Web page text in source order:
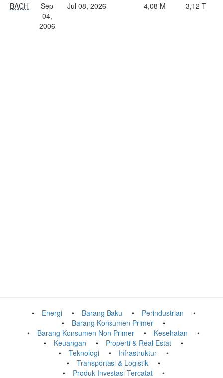
BACH
Sep
04,
2006
Jul 08, 2026 4,08 M 3,12 T
Energi Barang Baku
Perindustrian
Barang Konsumen Primer
Barang Konsumen Non-Primer
Kesehatan
Keuangan
Properti & Real Estat
Teknologi
Infrastruktur
Transportasi & Logistik
Produk Investasi Tercatat